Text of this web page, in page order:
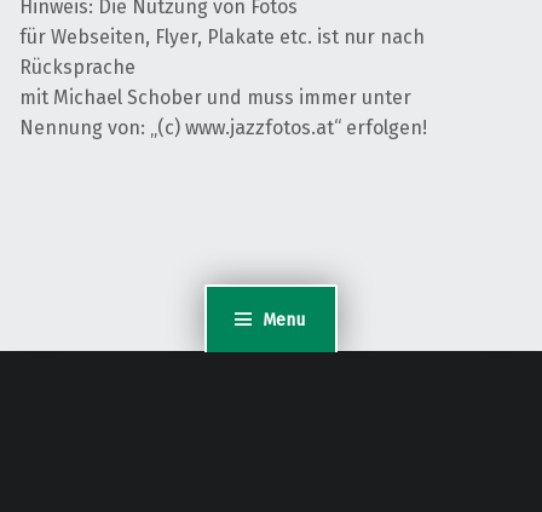
Menu
Hinweis: Die Nutzung von Fotos
für Webseiten, Flyer, Plakate etc. ist nur nach
Rücksprache
mit Michael Schober und muss immer unter
Nennung von: „(c) www.jazzfotos.at“ erfolgen!